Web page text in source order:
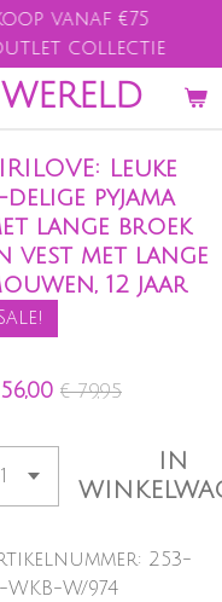
vanaf €75
collectie
Leuke
delige pyjama
lange broek
vest met lange
12 jaar
€ 79,95
IN
253-
WKB-W/974